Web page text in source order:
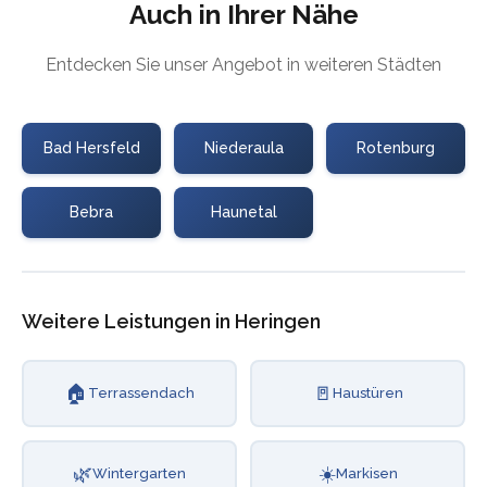
Auch in Ihrer Nähe
Entdecken Sie unser Angebot in weiteren Städten
Bad Hersfeld Niederaula Rotenburg
Bebra Haunetal
Weitere Leistungen in Heringen
🏠 Terrassendach 🚪 Haustüren
🌿Wintergarten ☀️Markisen